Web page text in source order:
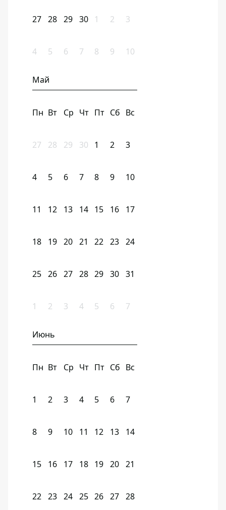
27 28 29 30 1 2 3
4 5 6 7 8 9 10
Май
Пн Вт Ср Чт Пт Сб Вс
27 28 29 30 1 2 3
4 5 6 7 8 9 10
11 12 13 14 15 16 17
18 19 20 21 22 23 24
25 26 27 28 29 30 31
1 2 3 4 5 6 7
Июнь
Пн Вт Ср Чт Пт Сб Вс
1 2 3 4 5 6 7
8 9 10 11 12 13 14
15 16 17 18 19 20 21
22 23 24 25 26 27 28